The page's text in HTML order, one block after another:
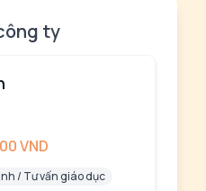
ty
VND
/ Tư vấn giáo dục